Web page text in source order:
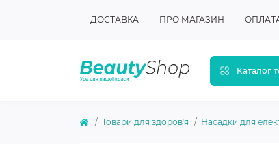
ДОСТАВКА ПРО МАГАЗИН
Каталог
Товари для здоровʼя Насадки для